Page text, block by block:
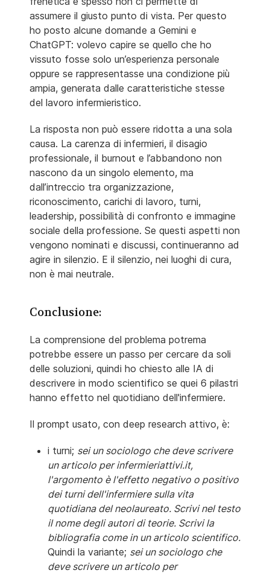
assumere il giusto punto di vista. Per questo
ho posto alcune domande a Gemini e
ChatGPT: volevo capire se quello che ho
vissuto fosse solo un’esperienza personale
oppure se rappresentasse una condizione più
ampia, generata dalle caratteristiche stesse
del lavoro infermieristico.
La risposta non può essere ridotta a una sola
causa. La carenza di infermieri, il disagio
professionale, il burnout e l’abbandono non
nascono da un singolo elemento, ma
dall’intreccio tra organizzazione,
riconoscimento, carichi di lavoro, turni,
leadership, possibilità di confronto e immagine
sociale della professione. Se questi aspetti non
vengono nominati e discussi, continueranno ad
agire in silenzio. E il silenzio, nei luoghi di cura,
non è mai neutrale.
Conclusione:
La comprensione del problema potrema
potrebbe essere un passo per cercare da soli
delle soluzioni, quindi ho chiesto alle IA di
descrivere in modo scientifico se quei 6 pilastri
hanno effetto nel quotidiano dell'infermiere.
Il prompt usato, con deep research attivo, è:
i turni; sei un sociologo che deve scrivere
un articolo per infermieriattivi.it,
l'argomento è l'effetto negativo o positivo
dei turni dell'infermiere sulla vita
quotidiana del neolaureato. Scrivi nel testo
il nome degli autori di teorie. Scrivi la
bibliografia come in un articolo scientifico.
Quindi la variante; sei un sociologo che
deve scrivere un articolo per